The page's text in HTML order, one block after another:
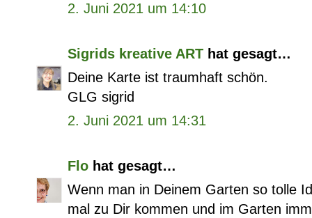
2. Juni 2021 um 14:10
Sigrids kreative ART hat gesagt…
Deine Karte ist traumhaft schön.
GLG sigrid
2. Juni 2021 um 14:31
Flo hat gesagt…
Wenn man in Deinem Garten so tolle
mal zu Dir kommen und im Garten